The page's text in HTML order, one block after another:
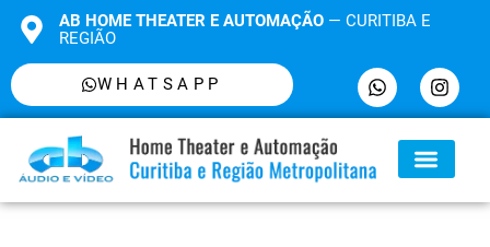
AB HOME THEATER E AUTOMAÇÃO— CURITIBA E
REGIÃO
WHATSAPP